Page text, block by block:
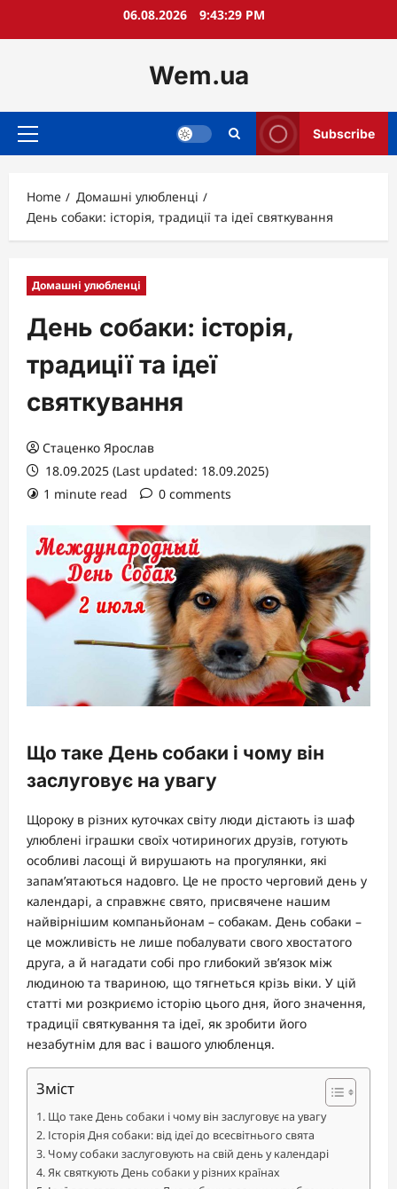
06.08.2026 9:43:30 PM
Wem.ua
Primary
Subscribe
Home
Домашні улюбленці
День собаки: історія, традиції та ідеї святкування
Домашні улюбленці
День собаки: історія,
традиції та ідеї
святкування
Стаценко Ярослав
18.09.2025 (Last updated: 18.09.2025)
1 minute read
0 comments
Що таке День собаки і чому він
заслуговує на увагу
Щороку в різних куточках світу люди дістають із шаф
улюблені іграшки своїх чотириногих друзів, готують
особливі ласощі й вирушають на прогулянки, які
запам’ятаються надовго. Це не просто черговий день у
календарі, а справжнє свято, присвячене нашим
найвірнішим компаньйонам – собакам. День собаки –
це можливість не лише побалувати свого хвостатого
друга, а й нагадати собі про глибокий зв’язок між
людиною та твариною, що тягнеться крізь віки. У цій
статті ми розкриємо історію цього дня, його значення,
традиції святкування та ідеї, як зробити його
незабутнім для вас і вашого улюбленця.
Зміст
Що таке День собаки і чому він заслуговує на увагу
Історія Дня собаки: від ідеї до всесвітнього свята
Чому собаки заслуговують на свій день у календарі
Як святкують День собаки у різних країнах